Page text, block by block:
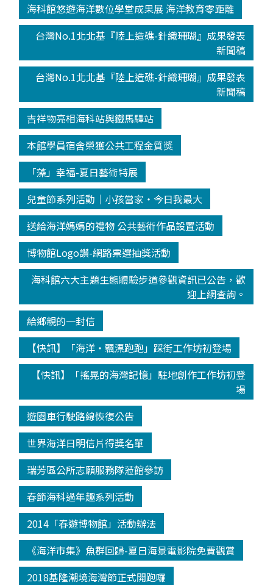
海科館悠遊海洋數位學堂成果展 海洋教育零距離
台灣No.1北北基『陸上造礁-針織珊瑚』成果發表
新聞稿
台灣No.1北北基『陸上造礁-針織珊瑚』成果發表
新聞稿
吉祥物亮相海科站與鐵馬驛站
本館學員宿舍榮獲公共工程金質獎
「藻」幸福-夏日藝術特展
兒童節系列活動│小孩當家‧今日我最大
送給海洋媽媽的禮物 公共藝術作品設置活動
博物館Logo讚-網路票選抽獎活動
海科館六大主題生態體驗步道參觀資訊已公告，歡
迎上網查詢。
給鄉親的一封信
【快訊】「海洋‧飄漂跑跑」踩街工作坊初登場
【快訊】「搖晃的海灣記憶」駐地創作工作坊初登
場
遊園車行駛路線恢復公告
世界海洋日明信片得獎名單
瑞芳區公所志願服務隊蒞館參訪
春節海科過年趣系列活動
2014「春遊博物館」活動辦法
《海洋市集》魚群回歸-夏日海景電影院免費觀賞
2018基隆潮境海灣節正式開跑囉